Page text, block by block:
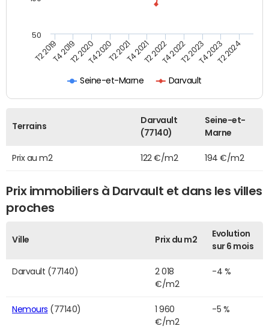
Seine-et-Marne Darvault
T2 2019T4 2019T2 2020T4 2020T2 2021T4 2021T2 2022T4 2022T2 2023T4 2023T2 2024
50
Terrains
Darvault
(77140)
Seine-et-
Marne
Prix au m2 122 €/m2 194 €/m2
Prix immobiliers à Darvault et dans les villes
proches
Ville Prix du m2
Evolution
sur 6 mois
Darvault (77140)
2 018
€/m2
-4 %
Nemours (77140)
1 960
€/m2
-5 %